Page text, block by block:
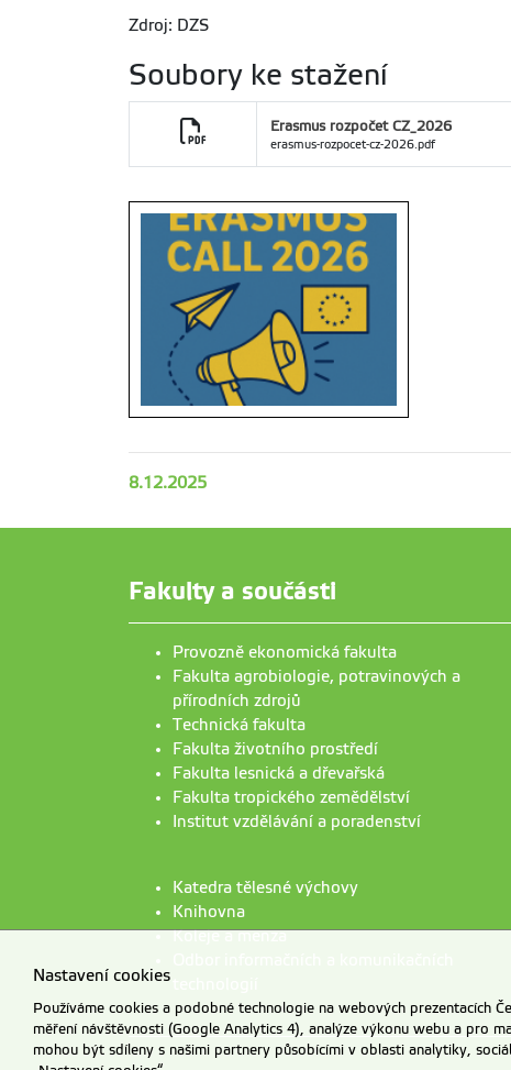
Zdroj: DZS
Soubory ke stažení
Erasmus rozpočet CZ_2026
erasmus-rozpocet-cz-2026.pdf
8.12.2025
Fakulty a součásti
Provozně ekonomická fakulta
Fakulta agrobiologie, potravinových a
přírodních zdrojů
Technická fakulta
Fakulta životního prostředí
Fakulta lesnická a dřevařská
Fakulta tropického zemědělství
Institut vzdělávání a poradenství
Katedra tělesné výchovy
Knihovna
Koleje a menza
Nastavení cookies
Používáme cookies a podobné technologie na webových prezentacích
měření návštěvnosti (Google Analytics 4), analýze výkonu webu a pro
mohou být sdíleny s našimi partnery působícími v oblasti analytiky,